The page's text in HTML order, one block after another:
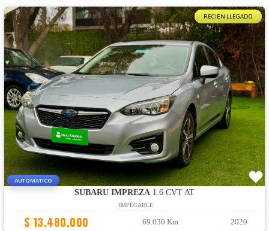
RECIÉN LLEGADO
AUTOMATICO
SUBARU IMPREZA1.6 CVT AT
IMPECABLE
$ 13.480.000 69.030 Km 2020